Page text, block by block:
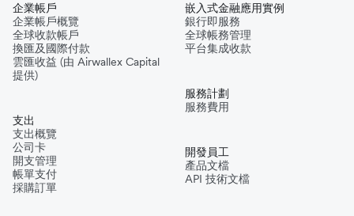
企業帳戶
企業帳戶概覽
全球收款帳戶
換匯及國際付款
雲匯收益 (由 Airwallex Capital
提供)
支出
支出概覽
公司卡
開支管理
帳單支付
採購訂單
嵌入式金融應用實例
銀行即服務
全球帳務管理
平台集成收款
服務計劃
服務費用
開發員工
產品文檔
API 技術文檔